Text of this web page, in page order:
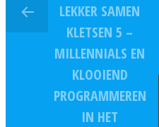
LEKKER SAMEN
KLETSEN 5 –
MILLENNIALS EN
KLOOIEND
PROGRAMMEREN
IN HET